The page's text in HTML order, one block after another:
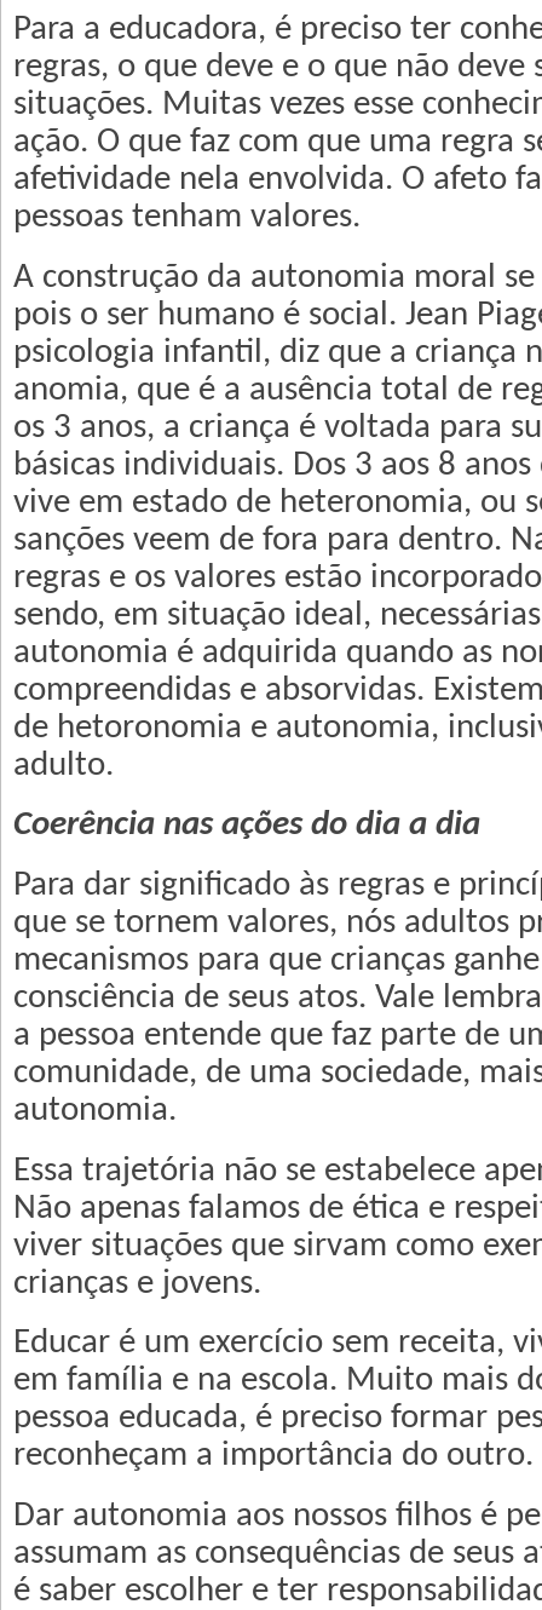
Para a educadora, é preciso ter
regras, o que deve e o que não
situações. Muitas vezes esse
ação. O que faz com que uma regra
afetividade nela envolvida. O afeto
pessoas tenham valores.
A construção da autonomia moral
pois o ser humano é social. Jean
psicologia infantil, diz que a criança
anomia, que é a ausência total de
os 3 anos, a criança é voltada para
básicas individuais. Dos 3 aos 8
vive em estado de heteronomia, ou
sanções veem de fora para dentro.
regras e os valores estão
sendo, em situação ideal,
autonomia é adquirida quando as
compreendidas e absorvidas.
de hetoronomia e autonomia,
adulto.
Coerência nas ações do dia a dia
Para dar significado às regras e
que se tornem valores, nós adultos
mecanismos para que crianças
consciência de seus atos. Vale
a pessoa entende que faz parte de
comunidade, de uma sociedade,
autonomia.
Essa trajetória não se estabelece
Não apenas falamos de ética e
viver situações que sirvam como
crianças e jovens.
Educar é um exercício sem receita,
em família e na escola. Muito mais
pessoa educada, é preciso formar
reconheçam a importância do outro.
Dar autonomia aos nossos filhos é
assumam as consequências de seus
é saber escolher e ter